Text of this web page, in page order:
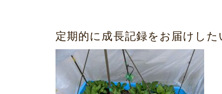
定期的に成長記録をお届けし